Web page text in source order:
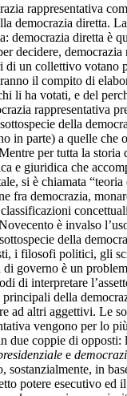
rappresentativa
democrazia diretta.
democrazia diretta è
decidere, democrazia
di un collettivo votano
il compito di
li ha votati, e del
rappresentativa
della
in parte) a quelle che
per tutta la storia
e giuridica che
si è chiamata
fra democrazia,
è invalso
della
i filosofi politici, gli
governo è un
di interpretare
della
ad altri aggettivi. Le
vengono per lo
due coppie di opposti:
e
sostanzialmente, in
potere esecutivo ed